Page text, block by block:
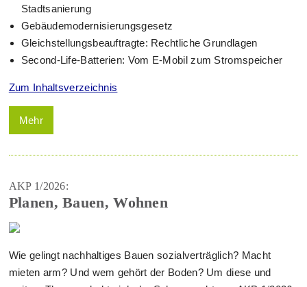
Stadtsanierung
Gebäudemodernisierungsgesetz
Gleichstellungsbeauftragte: Rechtliche Grundlagen
Second-Life-Batterien: Vom E-Mobil zum Stromspeicher
Zum Inhaltsverzeichnis
Mehr
AKP 1/2026:
Planen, Bauen, Wohnen
Wie gelingt nachhaltiges Bauen sozialverträglich? Macht
mieten arm? Und wem gehört der Boden? Um diese und